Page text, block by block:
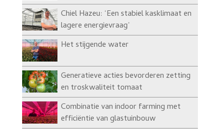
Chiel Hazeu: ‘Een stabiel kasklimaat en
lagere energievraag’
Het stijgende water
Generatieve acties bevorderen zetting
en troskwaliteit tomaat
Combinatie van indoor farming met
efficiëntie van glastuinbouw